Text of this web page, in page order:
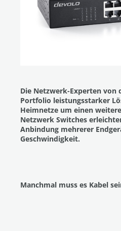
Die Netzwerk-Experten von
Portfolio leistungsstarker
Heimnetze um einen
Netzwerk Switches
Anbindung mehrerer
Geschwindigkeit.
Manchmal muss es Kabel